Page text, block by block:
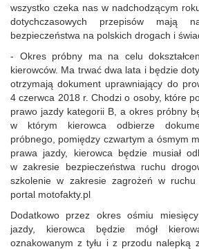
wszystko czeka nas w nadchodzącym
dotychczasowych przepisów mają
bezpieczeństwa na polskich drogach i
- Okres próbny ma na celu
kierowców. Ma trwać dwa lata i będzie
otrzymają dokument uprawniający do
4 czerwca 2018 r. Chodzi o osoby, które
prawo jazdy kategorii B, a okres próbny
w którym kierowca odbierze
próbnego, pomiędzy czwartym a ósmym
prawa jazdy, kierowca będzie musiał
w zakresie bezpieczeństwa ruchu
szkolenie w zakresie zagrożeń w
portal motofakty.pl
Dodatkowo przez okres ośmiu
jazdy, kierowca będzie mógł
oznakowanym z tyłu i z przodu nalepką